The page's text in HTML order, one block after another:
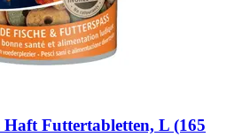
Futtertabletten, L (165